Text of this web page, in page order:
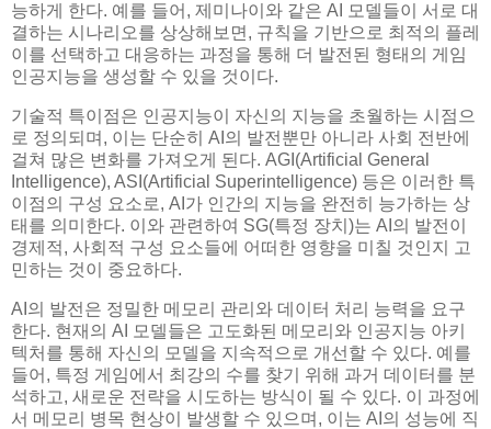
능하게 한다. 예를 들어, 제미나이와 같은 AI 모델들이 서로 대
결하는 시나리오를 상상해보면, 규칙을 기반으로 최적의 플레
이를 선택하고 대응하는 과정을 통해 더 발전된 형태의 게임
인공지능을 생성할 수 있을 것이다.
기술적 특이점은 인공지능이 자신의 지능을 초월하는 시점으
로 정의되며, 이는 단순히 AI의 발전뿐만 아니라 사회 전반에
걸쳐 많은 변화를 가져오게 된다. AGI(Artificial General
Intelligence), ASI(Artificial Superintelligence) 등은 이러한 특
이점의 구성 요소로, AI가 인간의 지능을 완전히 능가하는 상
태를 의미한다. 이와 관련하여 SG(특정 장치)는 AI의 발전이
경제적, 사회적 구성 요소들에 어떠한 영향을 미칠 것인지 고
민하는 것이 중요하다.
AI의 발전은 정밀한 메모리 관리와 데이터 처리 능력을 요구
한다. 현재의 AI 모델들은 고도화된 메모리와 인공지능 아키
텍처를 통해 자신의 모델을 지속적으로 개선할 수 있다. 예를
들어, 특정 게임에서 최강의 수를 찾기 위해 과거 데이터를 분
석하고, 새로운 전략을 시도하는 방식이 될 수 있다. 이 과정에
서 메모리 병목 현상이 발생할 수 있으며, 이는 AI의 성능에 직